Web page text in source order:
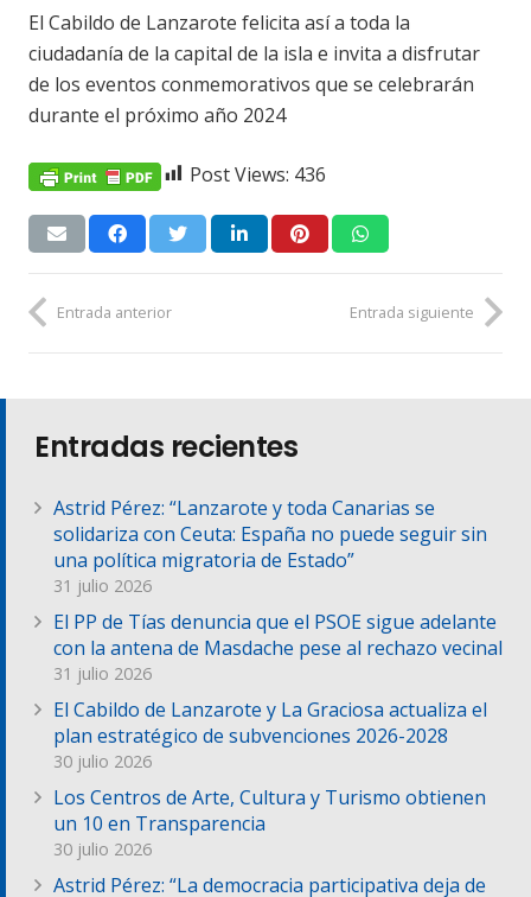
El Cabildo de Lanzarote felicita así a toda la
ciudadanía de la capital de la isla e invita a disfrutar
de los eventos conmemorativos que se celebrarán
durante el próximo año 2024
Post Views: 436
Entrada anterior Entrada siguiente
Entradas recientes
Astrid Pérez: “Lanzarote y toda Canarias se
solidariza con Ceuta: España no puede seguir sin
una política migratoria de Estado”
31 julio 2026
El PP de Tías denuncia que el PSOE sigue adelante
con la antena de Masdache pese al rechazo vecinal
31 julio 2026
El Cabildo de Lanzarote y La Graciosa actualiza el
plan estratégico de subvenciones 2026-2028
30 julio 2026
Los Centros de Arte, Cultura y Turismo obtienen
un 10 en Transparencia
30 julio 2026
Astrid Pérez: “La democracia participativa deja de